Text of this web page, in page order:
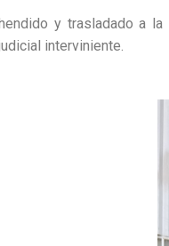
y trasladado a
interviniente.